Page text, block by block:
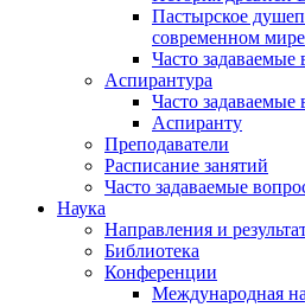
Пастырское
современном мире
Часто задаваемые
Аспирантура
Часто задаваемые
Аспиранту
Преподаватели
Расписание занятий
Часто задаваемые
Наука
Направления и
Библиотека
Конференции
Международная